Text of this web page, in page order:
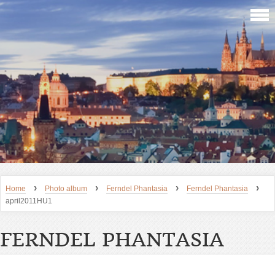
Home › Photo album › Ferndel Phantasia › Ferndel Phantasia ›
april2011HU1
FERNDEL PHANTASIA